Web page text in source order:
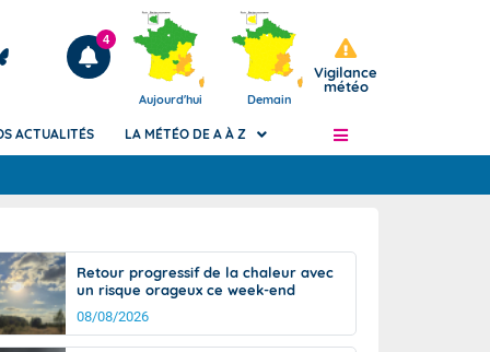
Articles
4
Aujourd'hui Demain
Vigilance
météo
Phénomènes dangereux de J+2 à J+7
Avertissement pluies intenses à l'échelle
des communes (Apic)
ACTUALITÉS LA MÉTÉO DE A À Z
Retour progressif de la chaleur avec
un risque orageux ce week-end
08/08/2026